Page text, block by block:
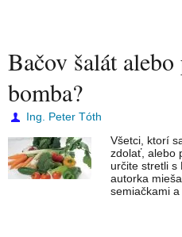
Bačov šalát
bomba?
Ing. Peter Tóth
Všetci, ktorí
zdolať, alebo
určite stretli
autorka
semiačkami